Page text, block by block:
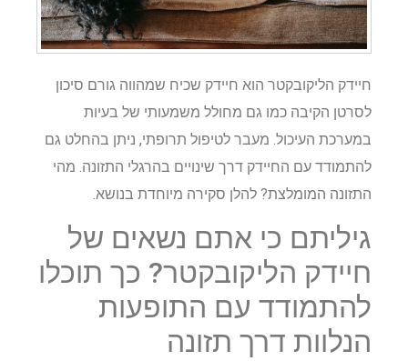
חיידק הליקובקטר הוא חיידק שכיח שמהווה גורם סיכון
לסרטן הקיבה כמו גם מחולל משמעותי של בעיות
במערכת העיכול. מעבר לטיפול תרופתי, ניתן בהחלט גם
להתמודד עם החיידק דרך שינויים בהרגלי התזונה. מהי
התזונה המומלצת? להלן סקירה מיוחדת בנושא.
גיליתם כי אתם נשאים של
חיידק הליקובקטר? כך תוכלו
להתמודד עם התופעות
הנלוות דרך תזונה